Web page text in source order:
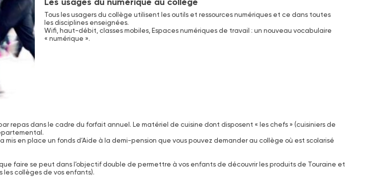
Tous les usagers du collège utilisent les outils et ressources numériques et ce dans toutes
les disciplines enseignées.
Wifi, haut-débit, classes mobiles, Espaces numériques de travail : un nouveau vocabulaire
« numérique ».
repas dans le cadre du forfait annuel. Le matériel de cuisine dont disposent « les chefs » (cuisiniers de
en place un fonds d’Aide à la demi-pension que vous pouvez demander au collège où est scolarisé
faire se peut dans l’objectif double de permettre à vos enfants de découvrir les produits de Touraine et
les collèges de vos enfants).